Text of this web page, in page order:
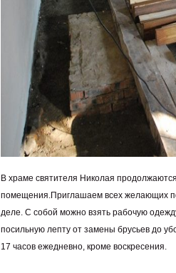
В храме святителя Николая
помещения.Приглашаем всех желающих
деле. С собой можно взять рабочую
посильную лепту от замены брусьев до
17 часов ежедневно, кроме воскресения.